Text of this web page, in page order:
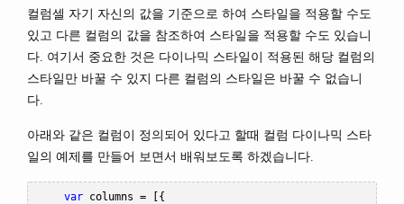
컬럼셀 자기 자신의 값을 기준으로 하여 스타일을 적용할 수도
있고 다른 컬럼의 값을 참조하여 스타일을 적용할 수도 있습니
다. 여기서 중요한 것은 다이나믹 스타일이 적용된 해당 컬럼의
스타일만 바꿀 수 있지 다른 컬럼의 스타일은 바꿀 수 없습니
다.
아래와 같은 컬럼이 정의되어 있다고 할때 컬럼 다이나믹 스타
일의 예제를 만들어 보면서 배워보도록 하겠습니다.
var columns =
[{